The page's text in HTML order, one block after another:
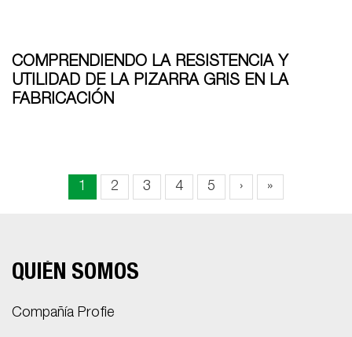
COMPRENDIENDO LA RESISTENCIA Y
UTILIDAD DE LA PIZARRA GRIS EN LA
FABRICACIÓN
1 2 3 4 5 › »
QUIÉN SOMOS
Compañía Profie